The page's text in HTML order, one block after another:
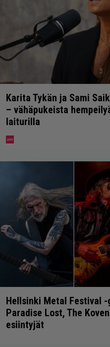
Karita Tykän ja Sami
– vähäpukeista
laiturilla
Hellsinki Metal Festival
Paradise Lost, The
esiintyjät